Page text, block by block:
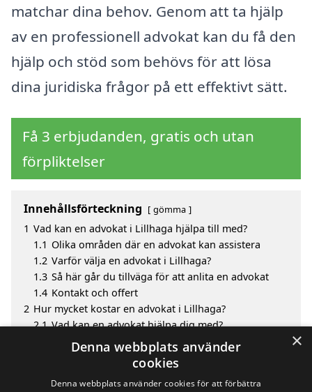
matchar dina behov. Genom att ta hjälp
av en professionell advokat kan du få den
hjälp och stöd som behövs för att lösa
dina juridiska frågor på ett effektivt sätt.
Få 3 erbjudanden, gratis och utan
förpliktelser
Innehållsförteckning gömma
1 Vad kan en advokat i Lillhaga hjälpa till med?
1.1 Olika områden där en advokat kan assistera
1.2 Varför välja en advokat i Lillhaga?
1.3 Så här går du tillväga för att anlita en advokat
1.4 Kontakt och offert
2 Hur mycket kostar en advokat i Lillhaga?
2.1 Vad kan en advokat hjälpa dig med?
Fördelar med att välja advokat i Lillhaga
Sök efter en skicklig advokat i de omgivande
×
Denna webbplats använder
cookies
Denna webbplats använder cookies för att förbättra